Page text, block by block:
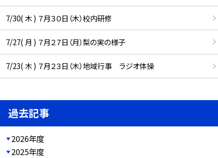
7/30( 木 ) ７月３０日（木）校内研修
7/27( 月 ) ７月２７日（月）梨の実の様子
7/23( 木 ) ７月２３日（木）地域行事 ラジオ体操
過去記事
2026年度
2025年度